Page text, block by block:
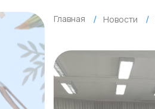
Главная Новости